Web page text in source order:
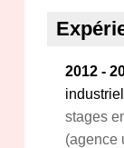
2012 -
stages
(agence